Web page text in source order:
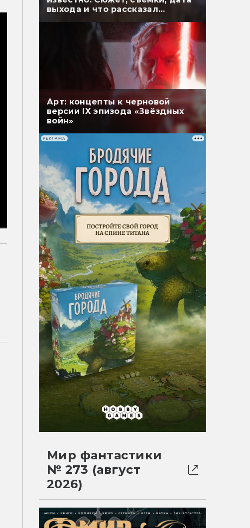
выхода и что рассказал
Арт: концепты к черновой
версии IX эпизода «Звёздных
войн»
РЕКЛАМА
Мир фантастики
№ 273 (август
2026)